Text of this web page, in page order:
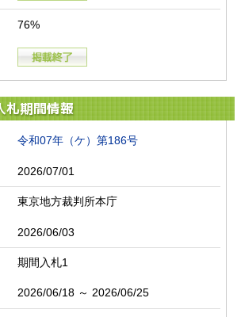
76%
札期間情報
令和07年（ケ）第186号
2026/07/01
東京地方裁判所本庁
2026/06/03
期間入札1
2026/06/18 ～ 2026/06/25